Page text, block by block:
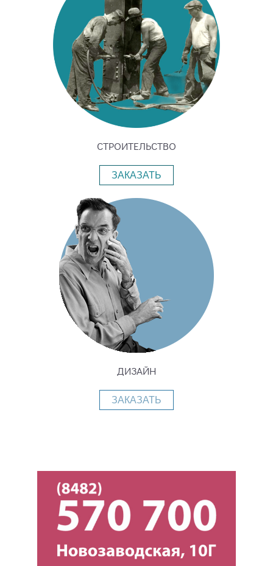
СТРОИТЕЛЬСТВО
ЗАКАЗАТЬ
ДИЗАЙН
ЗАКАЗАТЬ